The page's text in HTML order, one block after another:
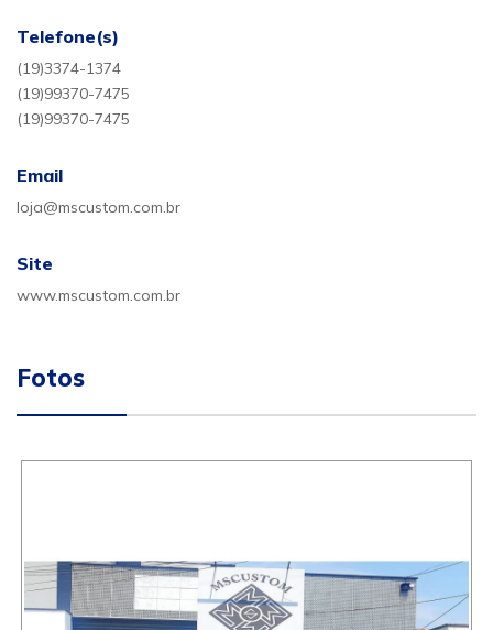
Telefone(s)
(19)3374-1374
(19)99370-7475
(19)99370-7475
Email
loja@mscustom.com.br
Site
www.mscustom.com.br
Fotos